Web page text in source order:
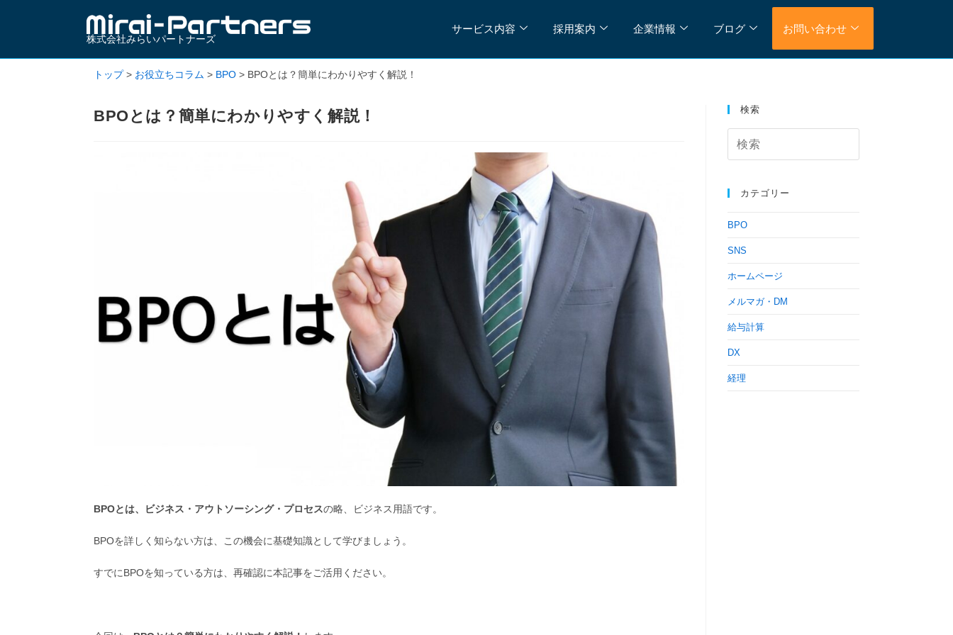
株式会社みらいパートナーズ
サービス内容 採用案内 企業情報 ブログ お問い合わせ
トップ> お役立ちコラム > BPO > BPOとは？簡単にわかりやすく解説！
BPOとは？簡単にわかりやすく解説！
BPOとは、ビジネス・アウトソーシング・プロセスの略、ビジネス用語です。
BPOを詳しく知らない方は、この機会に基礎知識として学びましょう。
すでにBPOを知っている方は、再確認に本記事をご活用ください。
検索
カテゴリー
BPO
SNS
ホームページ
メルマガ・DM
給与計算
DX
経理